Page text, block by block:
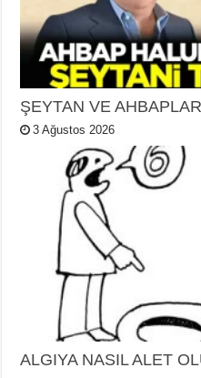
ŞEYTAN VE
3 Ağustos 2026
ALGIYA NASIL ALET